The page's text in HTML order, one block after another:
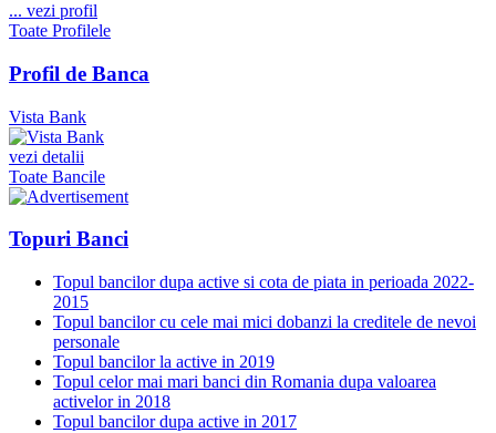
... vezi profil
Toate Profilele
Profil de Banca
Vista Bank
vezi detalii
Toate Bancile
Topuri Banci
Topul bancilor dupa active si cota de piata in perioada 2022-
2015
Topul bancilor cu cele mai mici dobanzi la creditele de nevoi
personale
Topul bancilor la active in 2019
Topul celor mai mari banci din Romania dupa valoarea
activelor in 2018
Topul bancilor dupa active in 2017